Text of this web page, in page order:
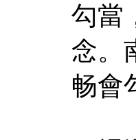
勾當
念。
畅會